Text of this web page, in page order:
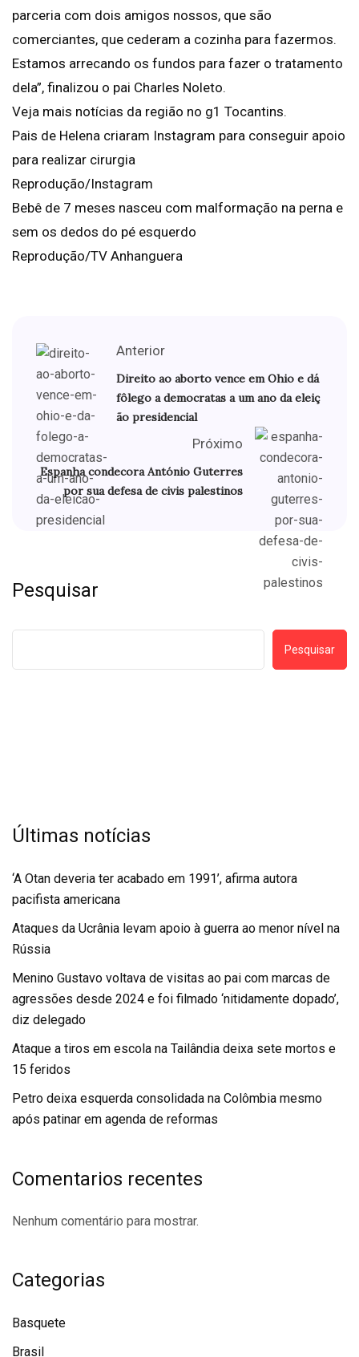
parceria com dois amigos nossos, que são
comerciantes, que cederam a cozinha para fazermos.
Estamos arrecando os fundos para fazer o tratamento
dela”, finalizou o pai Charles Noleto.
Veja mais notícias da região no g1 Tocantins.
Pais de Helena criaram Instagram para conseguir apoio
para realizar cirurgia
Reprodução/Instagram
Bebê de 7 meses nasceu com malformação na perna e
sem os dedos do pé esquerdo
Reprodução/TV Anhanguera
Anterior
Direito ao aborto vence em Ohio e dá
fôlego a democratas a um ano da eleiç
ão presidencial
Próximo
Espanha condecora António Guterres
por sua defesa de civis palestinos
Pesquisar
Pesquisar
Últimas notícias
‘A Otan deveria ter acabado em 1991’, afirma autora
pacifista americana
Ataques da Ucrânia levam apoio à guerra ao menor nível na
Rússia
Menino Gustavo voltava de visitas ao pai com marcas de
agressões desde 2024 e foi filmado ‘nitidamente dopado’,
diz delegado
Ataque a tiros em escola na Tailândia deixa sete mortos e
15 feridos
Petro deixa esquerda consolidada na Colômbia mesmo
após patinar em agenda de reformas
Comentarios recentes
Nenhum comentário para mostrar.
Categorias
Basquete
Brasil